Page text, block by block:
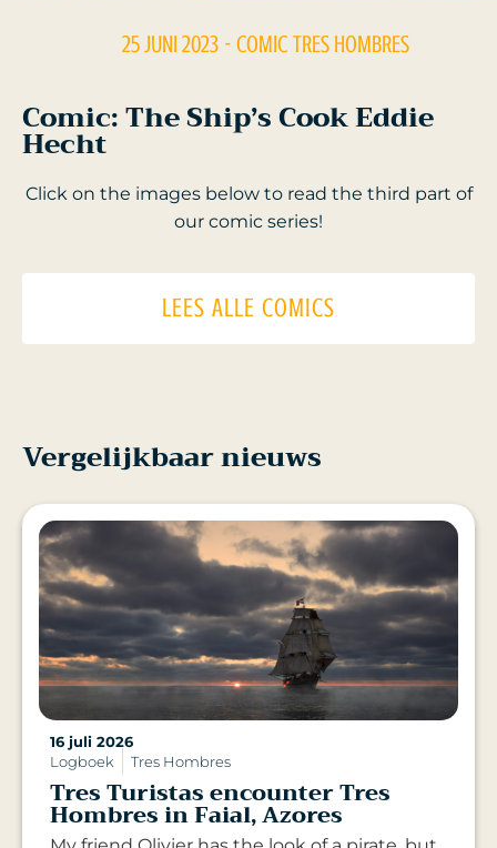
25 JUNI 2023 - COMIC TRES HOMBRES
Comic: The Ship’s Cook Eddie
Hecht
Click on the images below to read the third part of
our comic series!
LEES ALLE COMICS
Vergelijkbaar nieuws
16 juli 2026
Logboek
Tres Hombres
Tres Turistas encounter Tres
Hombres in Faial, Azores